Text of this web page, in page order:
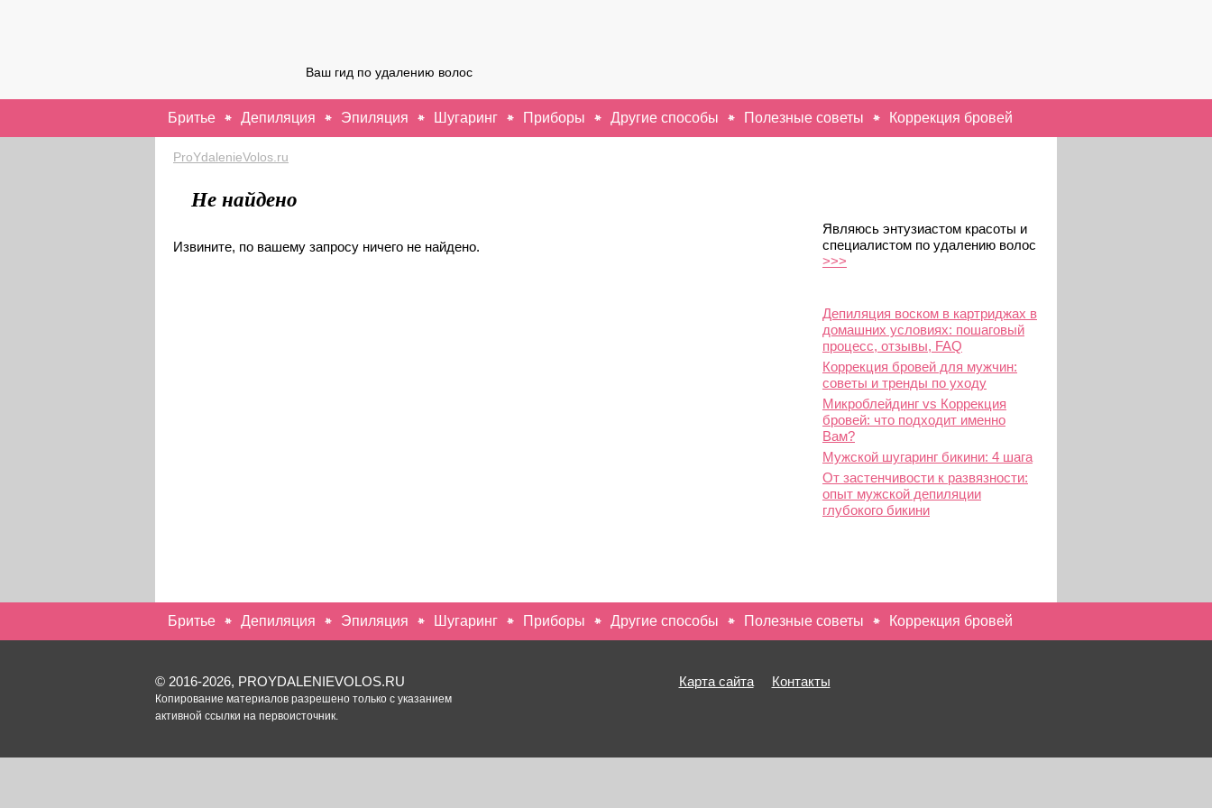
Ваш гид по удалению волос
Бритье Депиляция Эпиляция Шугаринг Приборы Другие способы Полезные советы Коррекция бровей
ProYdalenieVolos.ru
Не найдено
Извините, по вашему запросу ничего не найдено.
Являюсь энтузиастом красоты и
специалистом по удалению волос
>>>
Депиляция воском в картриджах в
домашних условиях: пошаговый
процесс, отзывы, FAQ
Коррекция бровей для мужчин:
советы и тренды по уходу
Микроблейдинг vs Коррекция
бровей: что подходит именно
Вам?
Мужской шугаринг бикини: 4 шага
От застенчивости к развязности:
опыт мужской депиляции
глубокого бикини
Бритье Депиляция Эпиляция Шугаринг Приборы Другие способы Полезные советы Коррекция бровей
© 2016-2026, PROYDALENIEVOLOS.RU
Копирование материалов разрешено только с указанием
активной ссылки на первоисточник.
Карта сайта Контакты